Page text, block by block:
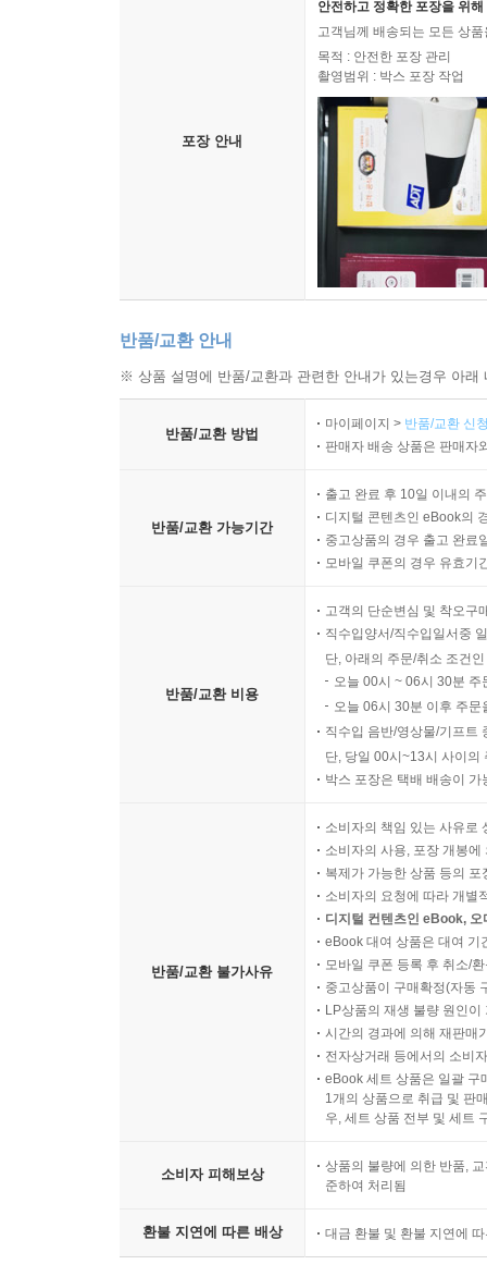
포장 안내
안전하고 정확한 포장을 위
고객님께 배송되는 모든 상
목적 : 안전한 포장 관리
촬영범위 : 박스 포장 작업
반품/교환 안내
※ 상품 설명에 반품/교환과 관련한 안내가 있는경우 아
반품/교환 방법
마이페이지 > 반품/교환 신
판매자 배송 상품은 판매자
반품/교환 가능기간
출고 완료 후 10일 이내의
디지털 콘텐츠인 eBook의
중고상품의 경우 출고 완료
모바일 쿠폰의 경우 유효기
반품/교환 비용
고객의 단순변심 및 착오구
직수입양서/직수입일서중
단, 아래의 주문/취소 조건
오늘 00시 ~ 06시 30분
오늘 06시 30분 이후 주
직수입 음반/영상물/기프트
단, 당일 00시~13시 사이의
박스 포장은 택배 배송이
반품/교환 불가사유
소비자의 책임 있는 사유로
소비자의 사용, 포장 개봉
복제가 가능한 상품 등의
소비자의 요청에 따라 개별
디지털 컨텐츠인 eBook,
eBook 대여 상품은 대여 기
모바일 쿠폰 등록 후 취소/
중고상품이 구매확정(자동
LP상품의 재생 불량 원인
시간의 경과에 의해 재판매
전자상거래 등에서의 소비
eBook 세트 상품은 일괄 구
1개의 상품으로 취급 및 판
우, 세트 상품 전부 및 세트
소비자 피해보상
상품의 불량에 의한 반품,
준하여 처리됨
환불 지연에 따른 배상 대금 환불 및 환불 지연에